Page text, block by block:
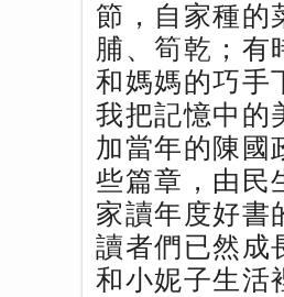
節，自家種的
脯、筍乾；有
和媽媽的巧手
我把記憶中的
加當年的陳國
些篇章，由民
家讀年度好書
讀者們已然成
和小妮子生活